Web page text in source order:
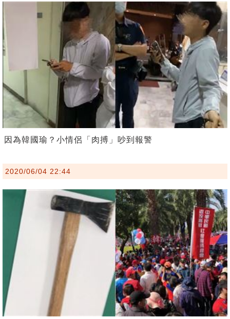
因為韓國瑜？小情侶「肉搏」吵到報警
2020/06/04 22:44